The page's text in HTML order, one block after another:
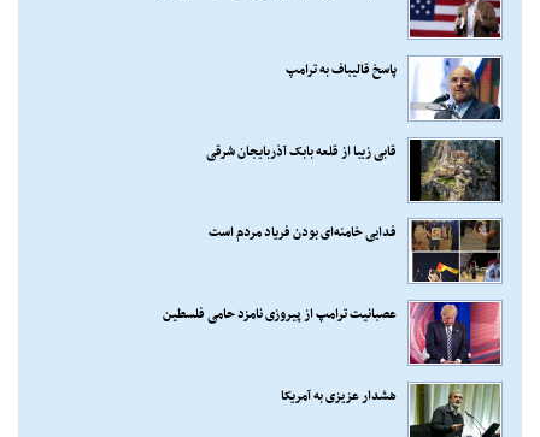
پاسخ قالیباف به ترامپ
قابی زیبا از قلعه بابک آذربایجان شرقی
فدایی خامنه‌ای بودن فریاد مردم است
عصبانیت ترامپ از پیروزی نامزد حامی فلسطین
هشدار عزیزی به آمریکا